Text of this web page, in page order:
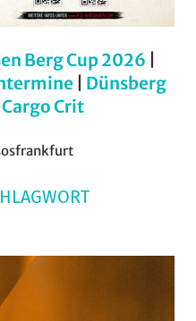
Berg Cup 2026
Dünsberg
Cargo Crit